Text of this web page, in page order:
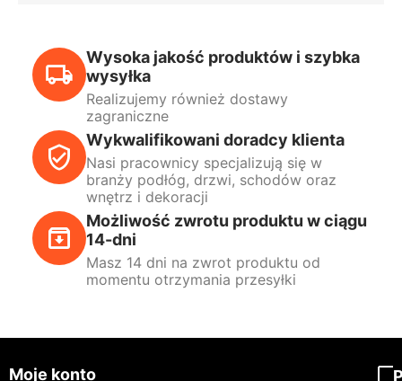
Wysoka jakość produktów i szybka
wysyłka
Realizujemy również dostawy
zagraniczne
Wykwalifikowani doradcy klienta
Nasi pracownicy specjalizują się w
branży podłóg, drzwi, schodów oraz
wnętrz i dekoracji
Możliwość zwrotu produktu w ciągu
14-dni
Masz 14 dni na zwrot produktu od
momentu otrzymania przesyłki
Moje konto